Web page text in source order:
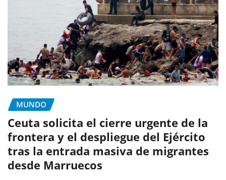
MUNDO
Ceuta solicita el cierre urgente de la
frontera y el despliegue del Ejército
tras la entrada masiva de migrantes
desde Marruecos